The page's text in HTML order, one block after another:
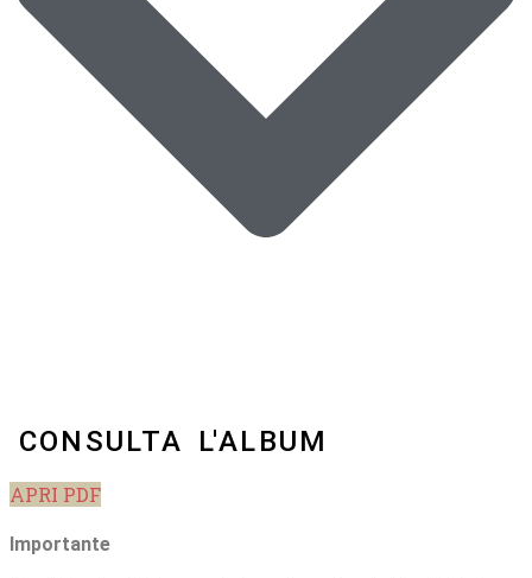
CONSULTA L'ALBUM
APRI PDF
Importante